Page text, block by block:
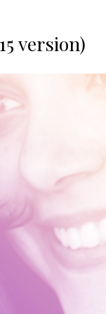
version)